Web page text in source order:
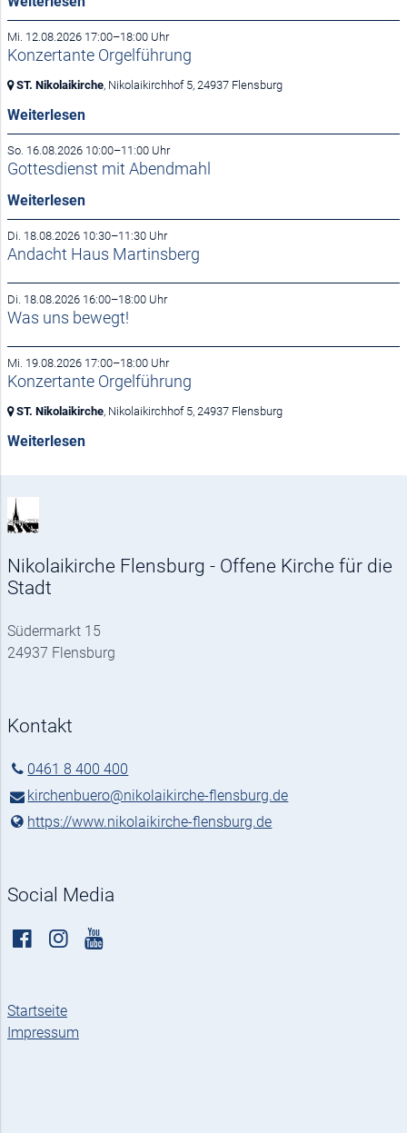
Mi. 12.08.2026 17:00–18:00 Uhr
Konzertante Orgelführung
ST. Nikolaikirche, Nikolaikirchhof 5, 24937 Flensburg
Weiterlesen
So. 16.08.2026 10:00–11:00 Uhr
Gottesdienst mit Abendmahl
Weiterlesen
Di. 18.08.2026 10:30–11:30 Uhr
Andacht Haus Martinsberg
Di. 18.08.2026 16:00–18:00 Uhr
Was uns bewegt!
Mi. 19.08.2026 17:00–18:00 Uhr
Konzertante Orgelführung
ST. Nikolaikirche, Nikolaikirchhof 5, 24937 Flensburg
Weiterlesen
Nikolaikirche Flensburg - Offene Kirche für die
Stadt
Südermarkt 15
24937 Flensburg
Kontakt
0461 8 400 400
kirchenbuero@​nikolaikirche-flensburg.​de
https://www.​nikolaikirche-flensburg.​de
Social Media
Startseite
Impressum